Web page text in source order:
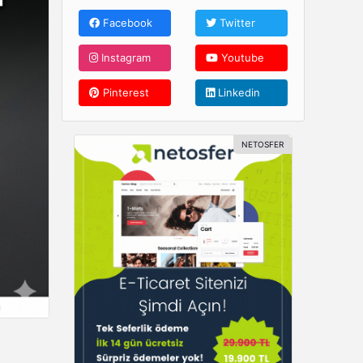
Facebook Twitter
Instagram Youtube
Pinterest Linkedin